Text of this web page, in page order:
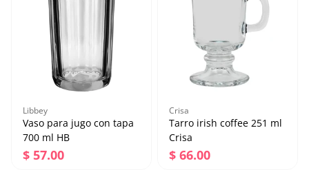
Agregar al carrito Agregar al carrito
Libbey
Vaso para jugo con tapa
700 ml HB
Precio regular
$ 57.00
Crisa
Tarro irish coffee 251 ml
Crisa
Precio regular
$ 66.00